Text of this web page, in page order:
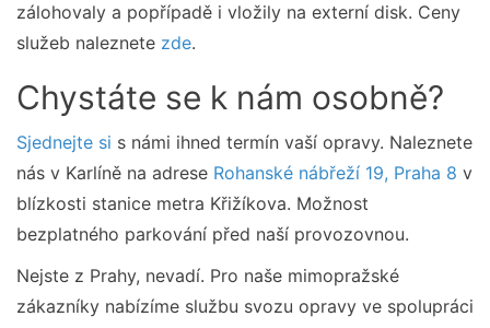
zálohovaly a popřípadě i vložily na externí disk. Ceny
služeb naleznete zde.
Chystáte se k nám osobně?
Sjednejte si s námi ihned termín vaší opravy. Naleznete
nás v Karlíně na adrese Rohanské nábřeží 19, Praha 8 v
blízkosti stanice metra Křižíkova. Možnost
bezplatného parkování před naší provozovnou.
Nejste z Prahy, nevadí. Pro naše mimopražské
zákazníky nabízíme službu svozu opravy ve spolupráci